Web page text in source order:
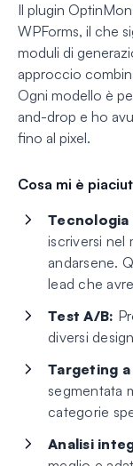
Il plugin
WPForms, il che
moduli di
approccio
Ogni modello è
and-drop e ho
fino al pixel.
Cosa mi è
iscriversi nel
andarsene.
lead che
Test A/B:
diversi
Targeting
segmentata
categorie
Analisi